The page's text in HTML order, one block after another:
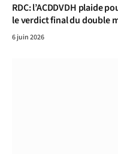
RDC: l’ACDDVDH plaide
le verdict final du double
6 juin 2026